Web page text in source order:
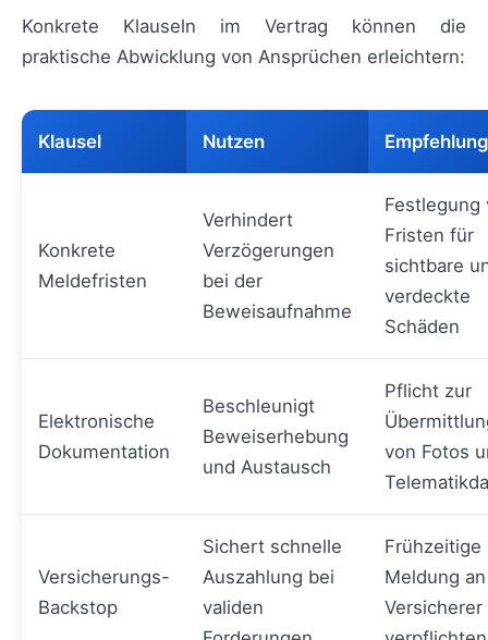
Konkrete Klauseln im Vertrag können die
praktische Abwicklung von Ansprüchen erleichtern:
Klausel Nutzen Empfehlung
Konkrete
Meldefristen
Verhindert
Verzögerungen
bei der
Beweisaufnahme
Festlegung
Fristen für
sichtbare
verdeckte
Schäden
Elektronische
Dokumentation
Beschleunigt
Beweiserhebung
und Austausch
Pflicht zur
von Fotos
Versicherungs-
Backstop
Sichert schnelle
Auszahlung bei
validen
Frühzeitige
Meldung an
Versicherer